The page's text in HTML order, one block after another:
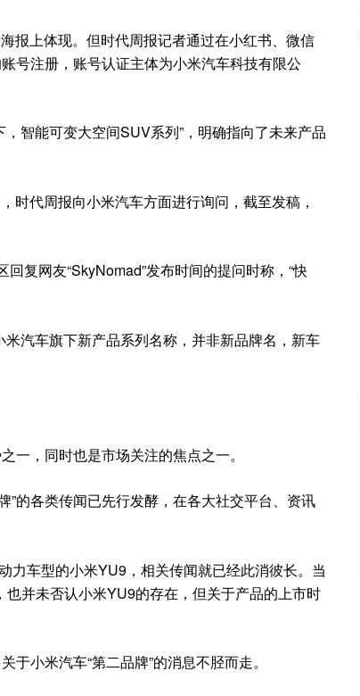
报上体现。但时代周报记者通过在小红书、微信
号注册，账号认证主体为小米汽车科技有限公
智能可变大空间SUV系列”，明确指向了未来产品
时代周报向小米汽车方面进行询问，截至发稿，
复网友“SkyNomad”发布时间的提问时称，“快
汽车旗下新产品系列名称，并非新品牌名，新车
一，同时也是市场关注的焦点之一。
”的各类传闻已先行发酵，在各大社交平台、资讯
力车型的小米YU9，相关传闻就已经此消彼长。当
并未否认小米YU9的存在，但关于产品的上市时
小米汽车“第二品牌”的消息不胫而走。